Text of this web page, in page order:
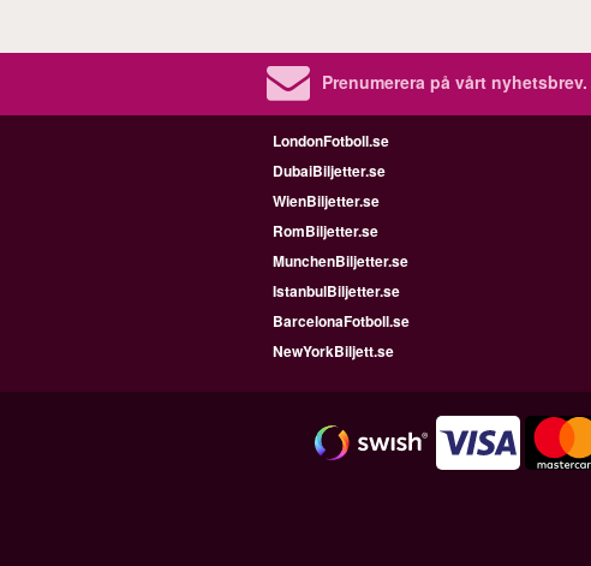
Prenumerera på vårt nyhetsbrev.
LondonFotboll.se
DubaiBiljetter.se
WienBiljetter.se
RomBiljetter.se
MunchenBiljetter.se
IstanbulBiljetter.se
BarcelonaFotboll.se
NewYorkBiljett.se